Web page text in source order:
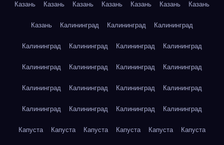
Казань Казань Казань Казань Казань Казань Казань
Казань Калининград Калининград Калининград
Калининград Калининград Калининград Калининград
Калининград Калининград Калининград Калининград
Калининград Калининград Калининград Калининград
Калининград Калининград Калининград Калининград
Капуста Капуста Капуста Капуста Капуста Капуста